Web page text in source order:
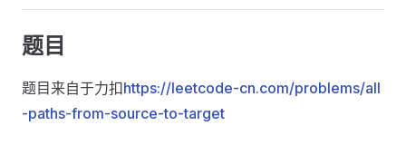
题目
题目来自于力扣https://leetcode-cn.com/problems/all
-paths-from-source-to-target